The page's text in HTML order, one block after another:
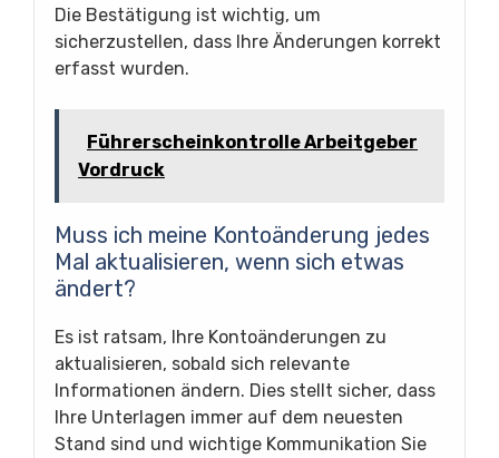
Die Bestätigung ist wichtig, um
sicherzustellen, dass Ihre Änderungen korrekt
erfasst wurden.
Führerscheinkontrolle Arbeitgeber
Vordruck
Muss ich meine Kontoänderung jedes
Mal aktualisieren, wenn sich etwas
ändert?
Es ist ratsam, Ihre Kontoänderungen zu
aktualisieren, sobald sich relevante
Informationen ändern. Dies stellt sicher, dass
Ihre Unterlagen immer auf dem neuesten
Stand sind und wichtige Kommunikation Sie